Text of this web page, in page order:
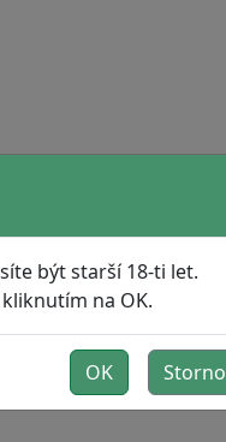
být starší 18-ti let.
na OK.
OK Storno